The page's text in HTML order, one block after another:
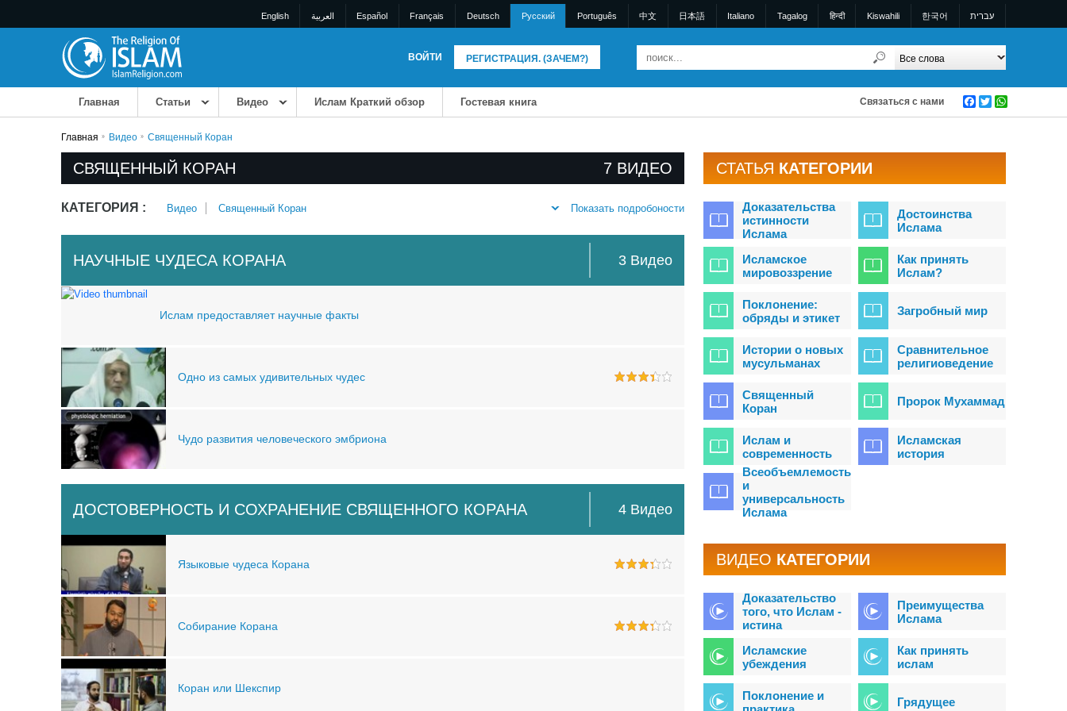
English العربية Español Français Deutsch Pусский Português 中文 日本語 Italiano Tagalog हिन्दी Kiswahili 한국어 עברית
РЕГИСТРАЦИЯ. (ЗАЧЕМ?)
ВОЙТИ
Главная Статьи Bидео Ислам Краткий обзор Гостевая книга Facebook
Twitter
Связаться с нами
Главная Bидео Священный Коран
СВЯЩЕННЫЙ КОРАН 7 BИДЕО
КАТЕГОРИЯ : Bидео Священный Коран Показать подробоности
НАУЧНЫЕ ЧУДЕСА КОРАНА 3 Bидео
Ислам предоставляет научные факты
Одно из самых удивительных чудес
Чудо развития человеческого эмбриона
ДОСТОВЕРНОСТЬ И СОХРАНЕНИЕ СВЯЩЕННОГО КОРАНА 4 Bидео
Языковые чудеса Корана
Собирание Корана
Коран или Шекспир
СТАТЬЯ КАТЕГОРИИ
Доказательства
истинности
Ислама
Достоинства
Ислама
Исламское
мировоззрение
Как принять
Ислам?
Поклонение:
обряды и этикет
Загробный мир
Истории о новых
мусульманах
Сравнительное
религиоведение
Священный
Коран
Пророк Мухаммад
Ислам и
современность
Исламская
история
Всеобъемлемость
и
универсальность
Ислама
BИДЕО КАТЕГОРИИ
Доказательство
того, что Ислам -
истина
Преимущества
Ислама
Исламские
убеждения
Как принять
ислам
Поклонение и
Грядущее